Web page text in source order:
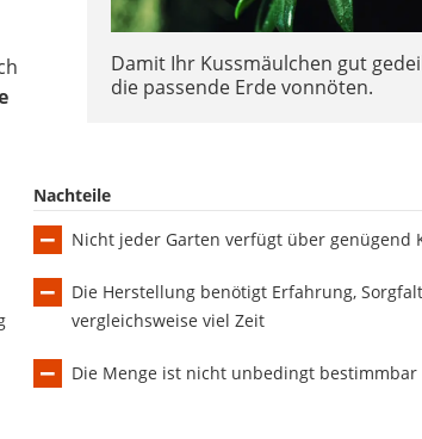
Damit Ihr Kussmäulchen gut
die passende Erde vonnöten.
Nachteile
Nicht jeder Garten verfügt über genügend
Die Herstellung benötigt Erfahrung,
vergleichsweise viel Zeit
Die Menge ist nicht unbedingt bestimmbar